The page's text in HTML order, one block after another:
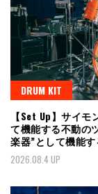
DRUM KIT
【Set Up】サイ
て機能する不動の
楽器”として機能
2026.08.4 UP